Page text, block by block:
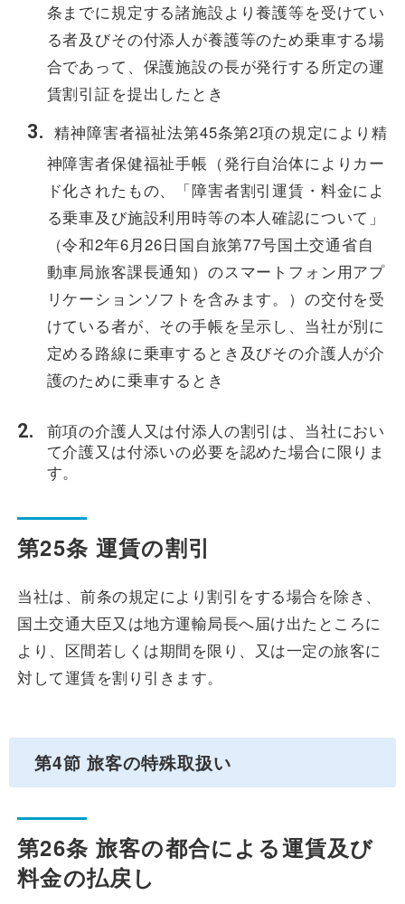
条までに規定する諸施設より養護等を受けてい
る者及びその付添人が養護等のため乗車する場
合であって、保護施設の長が発行する所定の運
賃割引証を提出したとき
精神障害者福祉法第45条第2項の規定により精
神障害者保健福祉手帳（発行自治体によりカー
ド化されたもの、「障害者割引運賃・料金によ
る乗車及び施設利用時等の本人確認について」
（令和2年6月26日国自旅第77号国土交通省自
動車局旅客課長通知）のスマートフォン用アプ
リケーションソフトを含みます。）の交付を受
けている者が、その手帳を呈示し、当社が別に
定める路線に乗車するとき及びその介護人が介
護のために乗車するとき
前項の介護人又は付添人の割引は、当社におい
て介護又は付添いの必要を認めた場合に限りま
す。
第25条 運賃の割引
当社は、前条の規定により割引をする場合を除き、
国土交通大臣又は地方運輸局長へ届け出たところに
より、区間若しくは期間を限り、又は一定の旅客に
対して運賃を割り引きます。
第4節 旅客の特殊取扱い
第26条 旅客の都合による運賃及び
料金の払戻し